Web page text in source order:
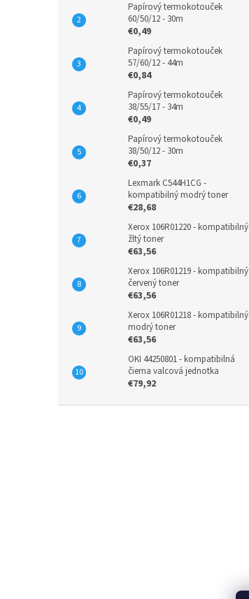
Papírový termokotouček
60/50/12 - 30m
€0,49
Papírový termokotouček
57/60/12 - 44m
€0,84
Papírový termokotouček
38/55/17 - 34m
€0,49
Papírový termokotouček
38/50/12 - 30m
€0,37
Lexmark C544H1CG -
kompatibilný modrý toner
€28,68
Xerox 106R01220 - kompatibilný
žltý toner
€63,56
Xerox 106R01219 - kompatibilný
červený toner
€63,56
Xerox 106R01218 - kompatibilný
modrý toner
€63,56
OKI 44250801 - kompatibilná
čierna valcová jednotka
€79,92